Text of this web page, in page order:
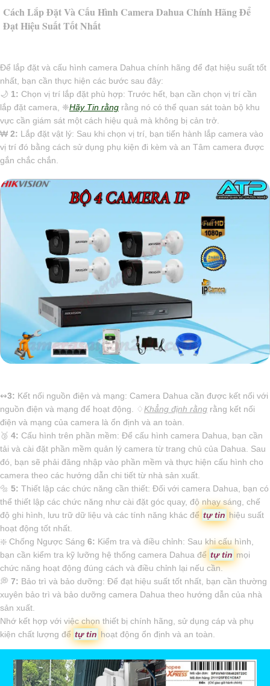
Cách Lắp Đặt Và Cấu Hình Camera Dahua Chính Hãng Để
Đạt Hiệu Suất Tốt Nhất
Để lắp đặt và cấu hình camera Dahua chính hãng để đạt hiệu suất tốt
nhất, bạn cần thực hiện các bước sau đây:
🌙 1: Chọn vị trí lắp đặt phù hợp: Trước hết, bạn cần chọn vị trí cần
lắp đặt camera, ❈Hãy Tin rằng rằng nó có thể quan sát toàn bộ khu
vực cần giám sát một cách hiệu quả mà không bị cản trở.
₩ 2: Lắp đặt vật lý: Sau khi chọn vị trí, bạn tiến hành lắp camera vào
vị trí đó bằng cách sử dụng phụ kiện đi kèm và an Tâm camera được
gắn chắc chắn.
↭3: Kết nối nguồn điện và mạng: Camera Dahua cần được kết nối với
nguồn điện và mạng để hoạt động. ♢Khẳng định rằng rằng kết nối
điện và mạng của camera là ổn định và an toàn.
🥉 4: Cấu hình trên phần mềm: Để cấu hình camera Dahua, bạn cần
tải và cài đặt phần mềm quản lý camera từ trang chủ của Dahua. Sau
đó, bạn sẽ phải đăng nhập vào phần mềm và thực hiện cấu hình cho
camera theo các hướng dẫn chi tiết từ nhà sản xuất.
🔩 5: Thiết lập các chức năng cần thiết: Đối với camera Dahua, bạn có
thể thiết lập các chức năng như cài đặt góc quay, độ nhạy sáng, chế
độ ghi hình, lưu trữ dữ liệu và các tính năng khác để tự tin hiệu suất
hoạt động tốt nhất.
❇️ Chống Ngược Sáng 6: Kiểm tra và điều chỉnh: Sau khi cấu hình,
bạn cần kiểm tra kỹ lưỡng hệ thống camera Dahua để tự tin mọi
chức năng hoạt động đúng cách và điều chỉnh lại nếu cần.
️💭 7: Bảo trì và bảo dưỡng: Để đạt hiệu suất tốt nhất, bạn cần thường
xuyên bảo trì và bảo dưỡng camera Dahua theo hướng dẫn của nhà
sản xuất.
Nhớ kết hợp với việc chọn thiết bị chính hãng, sử dụng cáp và phụ
kiện chất lượng để tự tin hoạt động ổn định và an toàn.